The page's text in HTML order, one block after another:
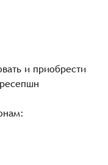
и приобрести